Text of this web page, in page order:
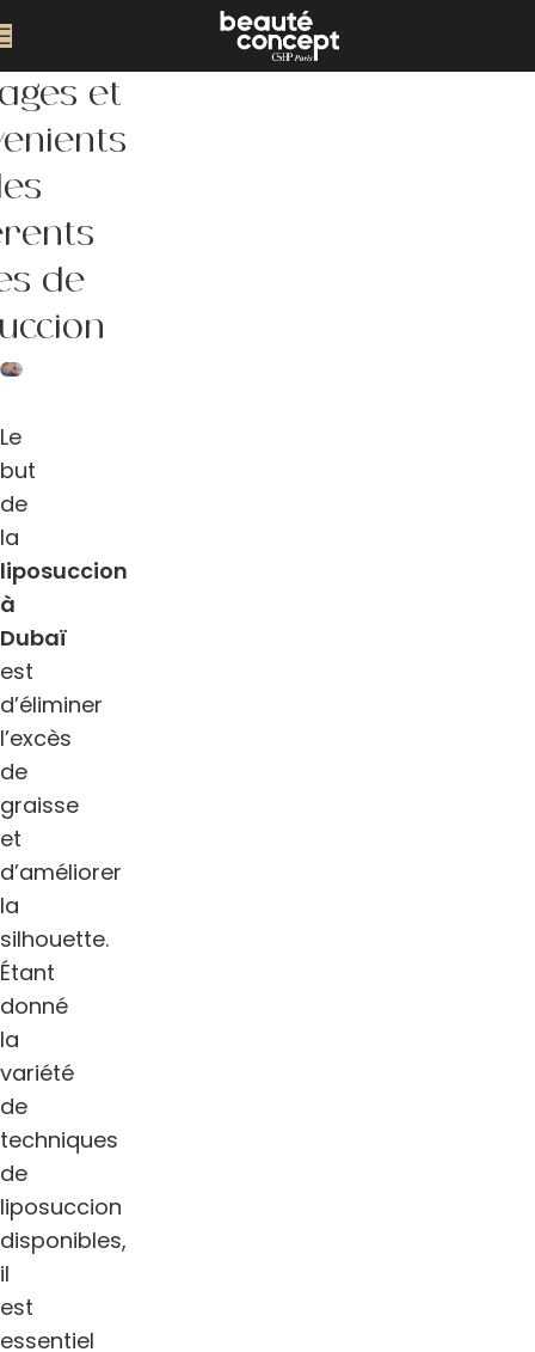
et
de
Le
but
de
la
liposuccion
à
Dubaï
est
d’éliminer
l’excès
de
graisse
et
d’améliorer
la
silhouette.
Étant
donné
la
variété
de
techniques
de
liposuccion
disponibles,
il
est
essentiel